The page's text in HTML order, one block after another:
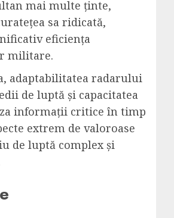
mai multe ținte,
sa ridicată,
eficiența
militare.
adaptabilitatea radarului
de luptă și capacitatea
informații critice în timp
extrem de valoroase
de luptă complex și